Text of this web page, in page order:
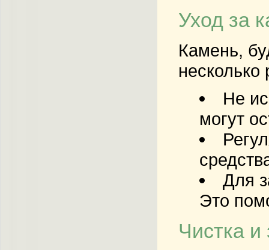
Уход за
Камень,
Не
могут
Для
Это
Чистка